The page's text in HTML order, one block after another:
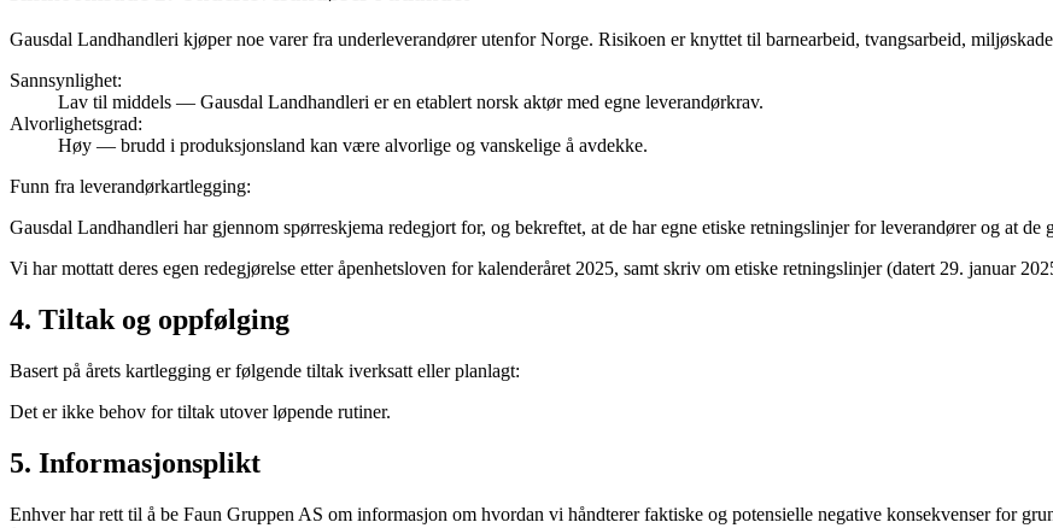
Gausdal Landhandleri kjøper noe varer fra underleverandører utenfor Norge. Risikoen er knyttet til barnearbeid, tvangsarbeid,
Sannsynlighet:
Lav til middels — Gausdal Landhandleri er en etablert norsk aktør med egne leverandørkrav.
Alvorlighetsgrad:
Høy — brudd i produksjonsland kan være alvorlige og vanskelige å avdekke.
Funn fra leverandørkartlegging:
Gausdal Landhandleri har gjennom spørreskjema redegjort for, og bekreftet, at de har egne etiske retningslinjer for leverandører og at de
Vi har mottatt deres egen redegjørelse etter åpenhetsloven for kalenderåret 2025, samt skriv om etiske retningslinjer (datert 29. januar
4. Tiltak og oppfølging
Basert på årets kartlegging er følgende tiltak iverksatt eller planlagt:
Det er ikke behov for tiltak utover løpende rutiner.
5. Informasjonsplikt
Enhver har rett til å be Faun Gruppen AS om informasjon om hvordan vi håndterer faktiske og potensielle negative konsekvenser for